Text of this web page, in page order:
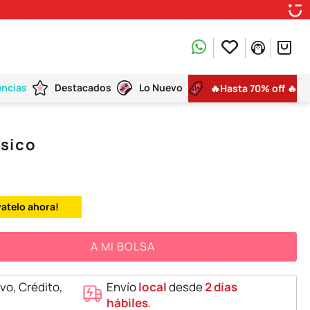
Destacados Lo Nuevo 🔥Hasta 70% off 🔥
ahora!
A MI BOLSA
Crédito,
Envíolocaldesde2 días
hábiles.